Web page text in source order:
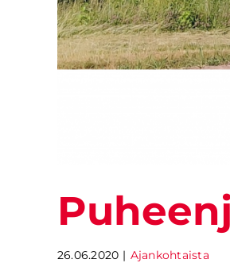
26.06.2020 | Ajankohtaista